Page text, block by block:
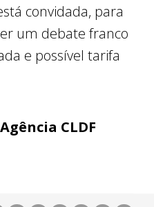
convidada, para
um debate franco
e possível tarifa
CLDF